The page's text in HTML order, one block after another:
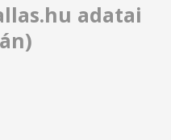
adatai